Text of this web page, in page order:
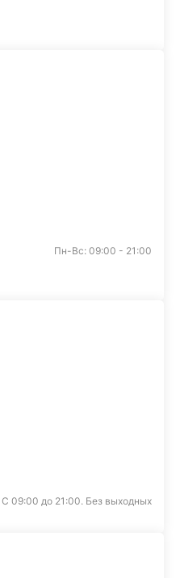
Пн-Вс: 09:00 - 21:00
С 09:00 до 21:00. Без выходных